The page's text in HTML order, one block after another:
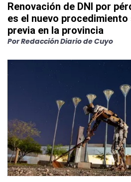
Renovación de DNI por
es el nuevo procedimiento
previa en la provincia
PorRedacción Diario de Cuyo